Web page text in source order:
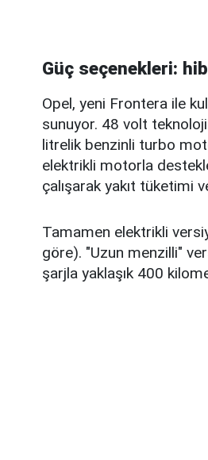
Güç seçenekleri:
Opel, yeni Frontera ile
sunuyor. 48 volt
litrelik benzinli turbo
elektrikli motorla
çalışarak yakıt tüketimi
Tamamen elektrikli
göre). "Uzun menzilli"
şarjla yaklaşık 400